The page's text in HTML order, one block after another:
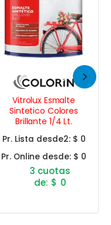
Vitrolux Esmalte
Sintetico Colores
Brillante 1/4 Lt.
Pr. Lista desde2:$ 0
Pr. Online desde:$ 0
$ 0